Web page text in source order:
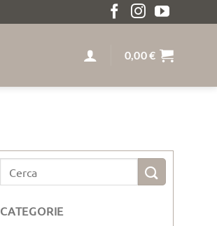
I 259€ LEGNO
0,00€
CATEGORIE